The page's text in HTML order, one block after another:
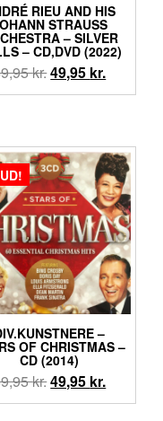
RIEU AND HIS
STRAUSS
– SILVER
– CD,DVD (2022)
kr.Den
oprindelige
69,95 kr..
49,95 kr.Den
aktuelle
49,95 kr..
–
OF CHRISTMAS –
CD (2014)
kr.Den
oprindelige
49,95 kr.Den
aktuelle